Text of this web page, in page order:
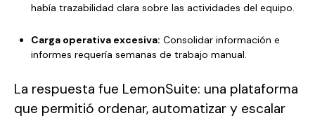
había trazabilidad clara sobre las actividades del equipo.
Carga operativa excesiva: Consolidar información e
informes requería semanas de trabajo manual.
La respuesta fue LemonSuite: una plataforma
que permitió ordenar, automatizar y escalar